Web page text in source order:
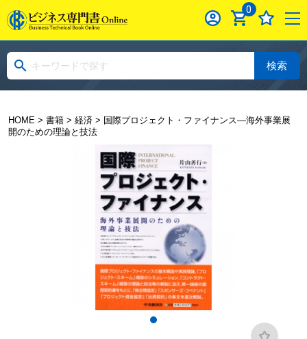
0
検索
HOME> 書籍> 経済 > 国際プロジェクト・ファイナンス―海外事業展
開のための理論と技法